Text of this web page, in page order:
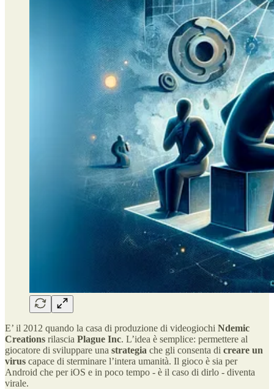
E’ il 2012 quando la casa di produzione di videogiochi Ndemic
Creations rilascia Plague Inc. L’idea è semplice: permettere al
giocatore di sviluppare una strategia che gli consenta di creare un
virus capace di sterminare l’intera umanità. Il gioco è sia per
Android che per iOS e in poco tempo - è il caso di dirlo - diventa
virale.